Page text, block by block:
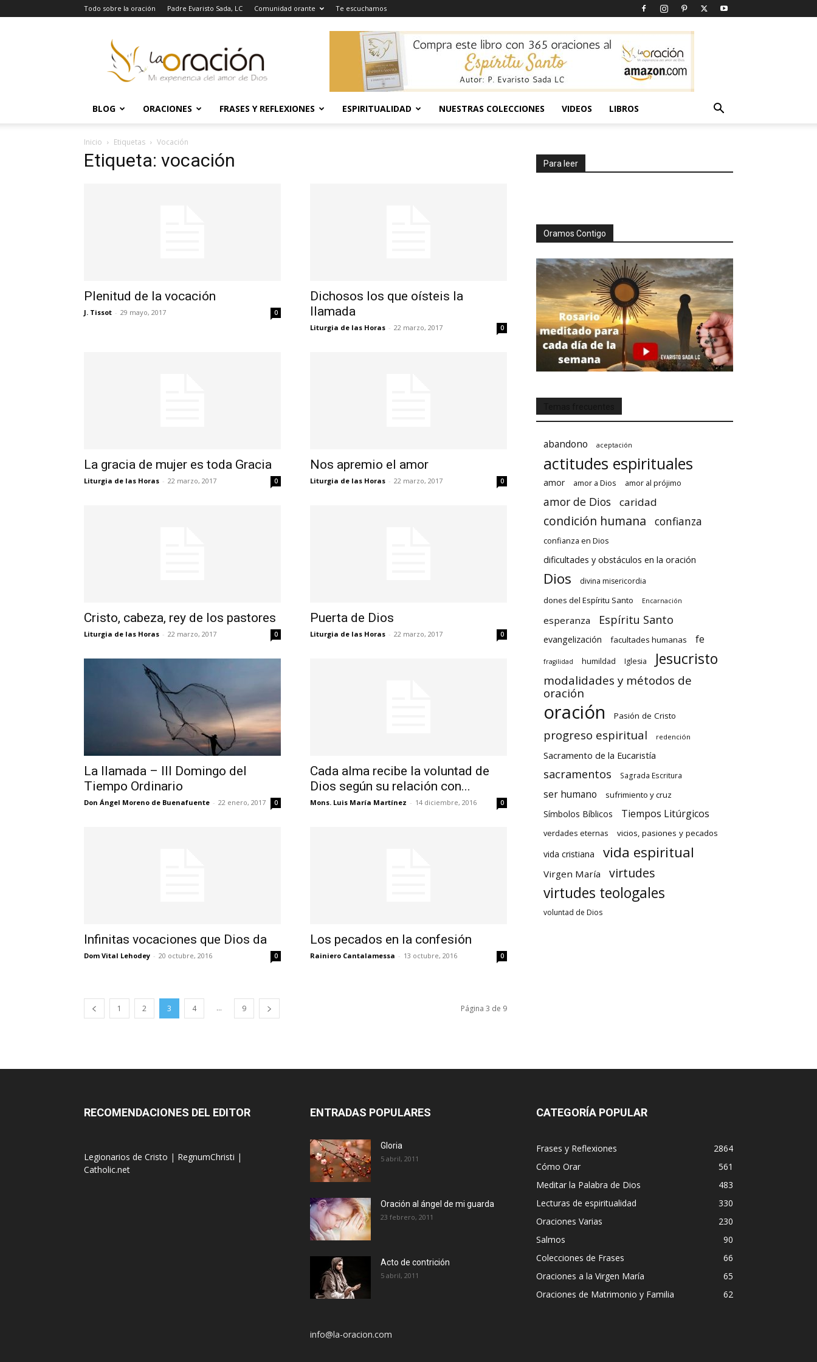
Todo sobre la oración Padre Evaristo Sada, LC Comunidad orante Te escuchamos
Oración
BLOG ORACIONES FRASES Y REFLEXIONES ESPIRITUALIDAD NUESTRAS COLECCIONES VIDEOS LIBROS
Inicio Etiquetas Vocación
Etiqueta: vocación
Plenitud de la vocación
J. Tissot - 29 mayo, 2017 0
Dichosos los que oísteis la
llamada
Liturgia de las Horas - 22 marzo, 2017 0
La gracia de mujer es toda Gracia
Liturgia de las Horas - 22 marzo, 2017 0
Nos apremio el amor
Liturgia de las Horas - 22 marzo, 2017 0
Cristo, cabeza, rey de los pastores
Liturgia de las Horas - 22 marzo, 2017 0
Puerta de Dios
Liturgia de las Horas - 22 marzo, 2017 0
La llamada – III Domingo del
Tiempo Ordinario
Don Ángel Moreno de Buenafuente - 22 enero, 2017 0
Cada alma recibe la voluntad de
Dios según su relación con...
Mons. Luis María Martínez - 14 diciembre, 2016 0
Infinitas vocaciones que Dios da
Dom Vital Lehodey - 20 octubre, 2016 0
Los pecados en la confesión
Rainiero Cantalamessa - 13 octubre, 2016 0
1 2 3 4 ... 9 Página 3 de 9
Para leer
Oramos Contigo
abandono aceptación
actitudes espirituales
amor amor a Dios amor al prójimo
amor de Dios caridad
condición humana confianza
confianza en Dios
dificultades y obstáculos en la oración
Dios divina misericordia
dones del Espíritu Santo Encarnación
esperanza Espíritu Santo
evangelización facultades humanas fe
fragilidad humildad Iglesia Jesucristo
modalidades y métodos de
oración
oración Pasión de Cristo
progreso espiritual redención
Sacramento de la Eucaristía
sacramentos Sagrada Escritura
ser humano sufrimiento y cruz
Símbolos Bíblicos Tiempos Litúrgicos
verdades eternas vicios, pasiones y pecados
vida cristiana vida espiritual
Virgen María virtudes
virtudes teologales
voluntad de Dios
RECOMENDACIONES DEL EDITOR
Legionarios de Cristo | RegnumChristi |
Catholic.net
ENTRADAS POPULARES
Gloria
5 abril, 2011
Oración al ángel de mi guarda
23 febrero, 2011
Acto de contrición
5 abril, 2011
info@la-oracion.com
CATEGORÍA POPULAR
Frases y Reflexiones
2864
Cómo Orar
561
Meditar la Palabra de Dios
483
Lecturas de espiritualidad
330
Oraciones Varias
230
Salmos
90
Colecciones de Frases
66
Oraciones a la Virgen María
65
Oraciones de Matrimonio y Familia
62